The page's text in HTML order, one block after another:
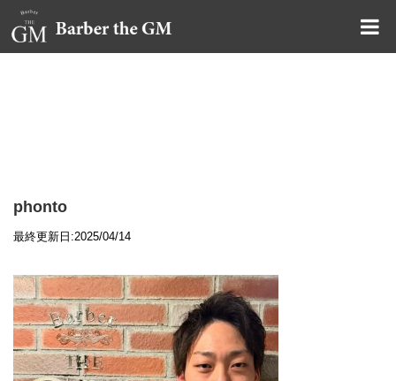
phonto
最終更新日:2025/04/14